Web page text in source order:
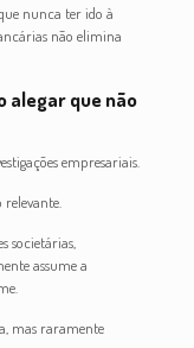
nunca ter ido à
não elimina
alegar que não
empresariais.
societárias,
assume a
mas raramente